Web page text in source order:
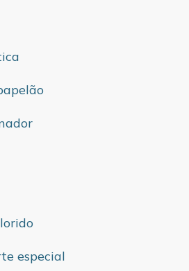
especial